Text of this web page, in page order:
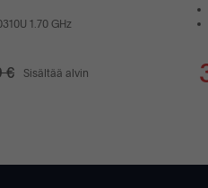
1.70 GHz
€ Sisältää alvin